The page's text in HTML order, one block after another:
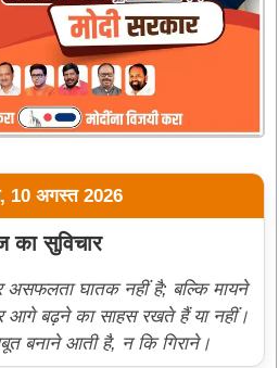
10 अगस्त 2026
सुविचार
घातक नहीं है; बल्कि मायने
आगे बढ़ने का साहस रखते हैं या नहीं।
बनाने आती है, न कि गिराने।